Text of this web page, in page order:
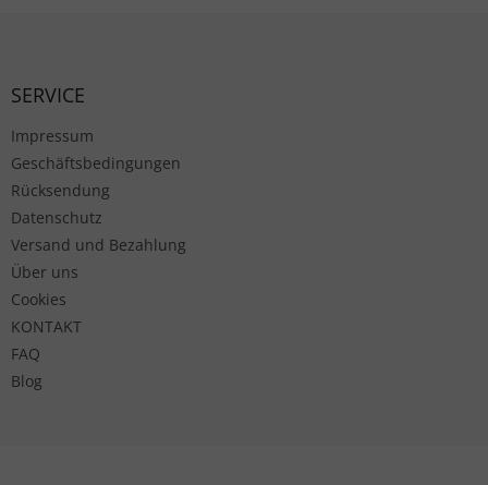
SERVICE
Impressum
Geschäftsbedingungen
Rücksendung
Datenschutz
Versand und Bezahlung
Über uns
Cookies
KONTAKT
FAQ
Blog